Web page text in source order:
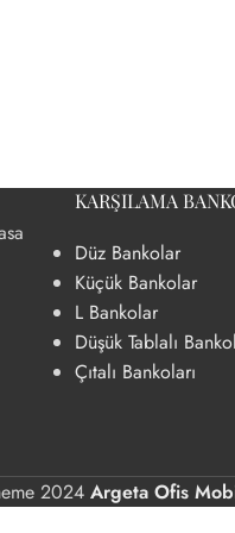
DOLAP ÇÖZÜMLERI
Camlı Dolap
Çekmeceli Dolap
Öğretmen Dolapları
KARŞILAMA
Düz Bankolar
Küçük Bankolar
L Bankolar
Düşük Tablalı
Çıtalı Bankoları
2024 Argeta Ofis